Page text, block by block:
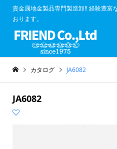
貴金属地金製品専門製造卸!! 経験豊富
おります。
カタログ JA6082
JA6082